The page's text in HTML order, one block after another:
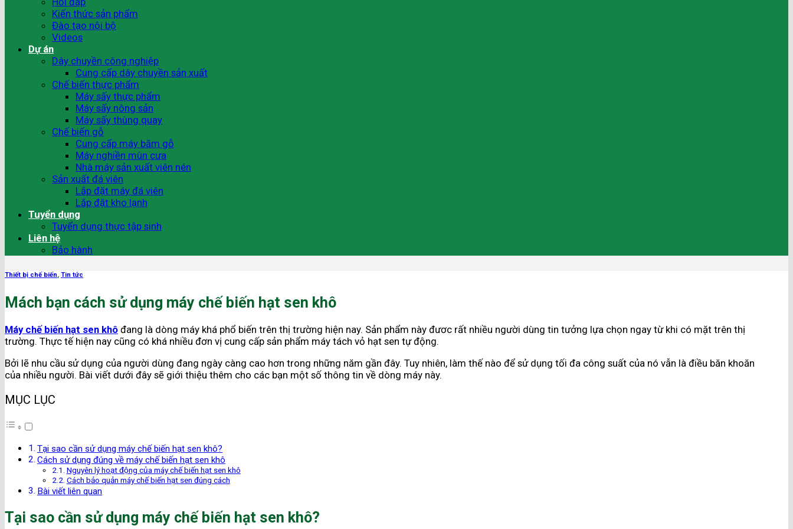
Kiến thức sản phẩm
Đào tạo nội bộ
Videos
Dự án
Dây chuyền công nghiệp
Cung cấp dây chuyền sản xuất
Chế biến thực phẩm
Máy sấy thực phẩm
Máy sấy nông sản
Máy sấy thùng quay
Chế biến gỗ
Cung cấp máy băm gỗ
Máy nghiền mùn cưa
Nhà máy sản xuất viên nén
Sản xuất đá viên
Lắp đặt máy đá viên
Lắp đặt kho lạnh
Tuyển dụng
Tuyển dụng thực tập sinh
Liên hệ
Bảo hành
Thiết bị chế biến, Tin tức
Mách bạn cách sử dụng máy chế biến hạt sen khô
Máy chế biến hạt sen khô đang là dòng máy khá phổ biến trên thị trường hiện nay. Sản phẩm này đươc rất nhiều người dùng tin tưởng lựa chọn ngay từ khi có mặt trên thị
trường. Thực tế hiện nay cũng có khá nhiều đơn vị cung cấp sản phẩm máy tách vỏ hạt sen tự động.
Bởi lẽ nhu cầu sử dụng của người dùng đang ngày càng cao hơn trong những năm gần đây. Tuy nhiên, làm thế nào để sử dụng tối đa công suất của nó vẫn là điều băn khoăn
của nhiều người. Bài viết dưới đây sẽ giới thiệu thêm cho các bạn một số thông tin về dòng máy này.
MỤC LỤC
Tại sao cần sử dụng máy chế biến hạt sen khô?
Cách sử dụng đúng về máy chế biến hạt sen khô
Nguyên lý hoạt động của máy chế biến hạt sen khô
Cách bảo quản máy chế biến hạt sen đúng cách
Bài viết liên quan
Tại sao cần sử dụng máy chế biến hạt sen khô?